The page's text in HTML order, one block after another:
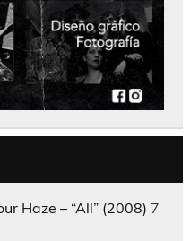
Haze – “All” (2008) 7